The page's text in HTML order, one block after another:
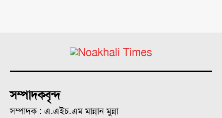
সম্পাদকবৃন্দ
সম্পাদক : এ.এইচ.এম মান্নান মুন্না